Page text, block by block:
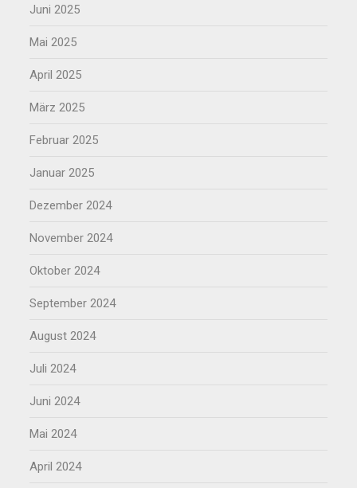
Juni 2025
Mai 2025
April 2025
März 2025
Februar 2025
Januar 2025
Dezember 2024
November 2024
Oktober 2024
September 2024
August 2024
Juli 2024
Juni 2024
Mai 2024
April 2024